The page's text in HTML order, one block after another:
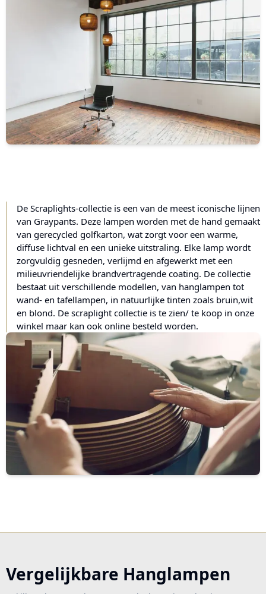
De Scraplights-collectie is een van de meest iconische lijnen
van Graypants. Deze lampen worden met de hand gemaakt
van gerecycled golfkarton, wat zorgt voor een warme,
diffuse lichtval en een unieke uitstraling. Elke lamp wordt
zorgvuldig gesneden, verlijmd en afgewerkt met een
milieuvriendelijke brandvertragende coating. De collectie
bestaat uit verschillende modellen, van hanglampen tot
wand- en tafellampen, in natuurlijke tinten zoals bruin,wit
en blond. De scraplight collectie is te zien/ te koop in onze
winkel maar kan ook online besteld worden.
Vergelijkbare Hanglampen